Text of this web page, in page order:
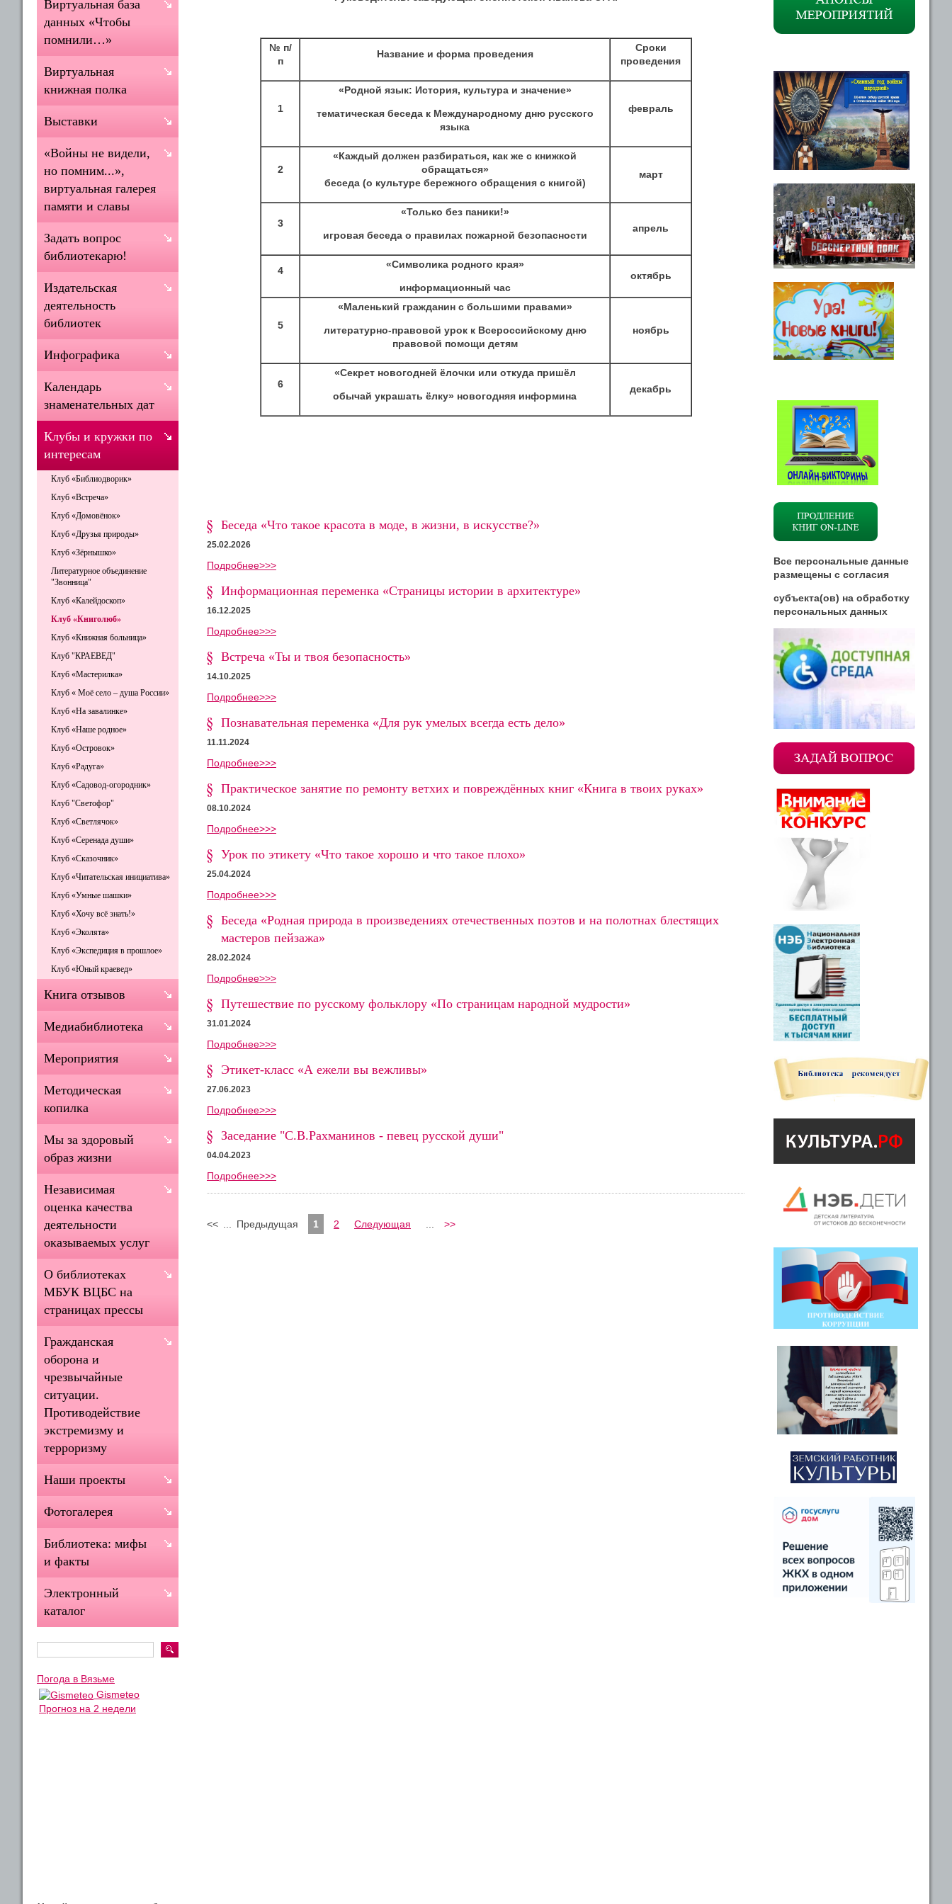
№ п/
п
Название и форма проведения
Сроки
проведения
1
«Родной язык: История, культура и значение»
тематическая беседа к Международному дню русского
языка
февраль
2
«Каждый должен разбираться, как же с книжкой
обращаться»
беседа (о культуре бережного обращения с книгой)
март
3
«Только без паники!»
игровая беседа о правилах пожарной безопасности
апрель
4
«Символика родного края»
информационный час
октябрь
5
«Маленький гражданин с большими правами»
литературно-правовой урок к Всероссийскому дню
правовой помощи детям
ноябрь
6
«Секрет новогодней ёлочки или откуда пришёл
обычай украшать ёлку» новогодняя информина
декабрь
Беседа «Что такое красота в моде, в жизни, в искусстве?»
25.02.2026
Подробнее>>>
Информационная переменка «Страницы истории в архитектуре»
16.12.2025
Подробнее>>>
Встреча «Ты и твоя безопасность»
14.10.2025
Подробнее>>>
Познавательная переменка «Для рук умелых всегда есть дело»
11.11.2024
Подробнее>>>
Практическое занятие по ремонту ветхих и повреждённых книг «Книга в твоих руках»
08.10.2024
Подробнее>>>
Урок по этикету «Что такое хорошо и что такое плохо»
25.04.2024
Подробнее>>>
Беседа «Родная природа в произведениях отечественных поэтов и на полотнах блестящих
мастеров пейзажа»
28.02.2024
Подробнее>>>
Путешествие по русскому фольклору «По страницам народной мудрости»
31.01.2024
Подробнее>>>
Этикет-класс «А ежели вы вежливы»
27.06.2023
Подробнее>>>
Заседание "С.В.Рахманинов - певец русской души"
04.04.2023
Подробнее>>>
<< Предыдущая 1 2 Следующая >>
Виртуальная база
данных «Чтобы
помнили…»
Виртуальная
книжная полка
Выставки
«Войны не видели,
но помним...»,
виртуальная галерея
памяти и славы
Задать вопрос
библиотекарю!
Издательская
деятельность
библиотек
Инфографика
Календарь
знаменательных дат
Клубы и кружки по
интересам
Клуб «Библиодворик»
Клуб «Встреча»
Клуб «Домовёнок»
Клуб «Друзья природы»
Клуб «Зёрнышко»
Литературное объединение
"Звонница"
Клуб «Калейдоскоп»
Клуб «Книголюб»
Клуб «Книжная больница»
Клуб "КРАЕВЕД"
Клуб «Мастерилка»
Клуб « Моё село – душа России»
Клуб «На завалинке»
Клуб «Наше родное»
Клуб «Островок»
Клуб «Радуга»
Клуб «Садовод-огородник»
Клуб "Светофор"
Клуб «Светлячок»
Клуб «Серенада души»
Клуб «Сказочник»
Клуб «Читательская инициатива»
Клуб «Умные шашки»
Клуб «Хочу всё знать!»
Клуб «Эколята»
Клуб «Экспедиция в прошлое»
Клуб «Юный краевед»
Книга отзывов
Медиабиблиотека
Мероприятия
Методическая
копилка
Мы за здоровый
образ жизни
Независимая
оценка качества
деятельности
оказываемых услуг
О библиотеках
МБУК ВЦБС на
страницах прессы
Гражданская
оборона и
чрезвычайные
ситуации.
Противодействие
экстремизму и
терроризму
Наши проекты
Фотогалерея
Библиотека: мифы
и факты
Электронный
каталог
Погода в Вязьме
Gismeteo
Прогноз на 2 недели
Все персональные данные
размещены с согласия
субъекта(ов) на обработку
персональных данных